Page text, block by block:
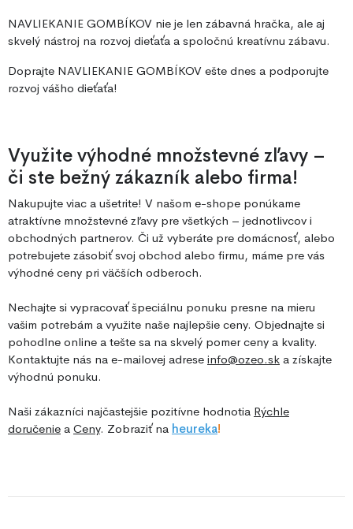
NAVLIEKANIE GOMBÍKOV nie je len zábavná hračka, ale aj
skvelý nástroj na rozvoj dieťaťa a spoločnú kreatívnu zábavu.
Doprajte NAVLIEKANIE GOMBÍKOV ešte dnes a podporujte
rozvoj vášho dieťaťa!
Využite výhodné množstevné zľavy –
či ste bežný zákazník alebo firma!
Nakupujte viac a ušetrite! V našom e-shope ponúkame
atraktívne množstevné zľavy pre všetkých – jednotlivcov i
obchodných partnerov. Či už vyberáte pre domácnosť, alebo
potrebujete zásobiť svoj obchod alebo firmu, máme pre vás
výhodné ceny pri väčších odberoch.
Nechajte si vypracovať špeciálnu ponuku presne na mieru
vašim potrebám a využite naše najlepšie ceny. Objednajte si
pohodlne online a tešte sa na skvelý pomer ceny a kvality.
Kontaktujte nás na e-mailovej adrese info@ozeo.sk a získajte
výhodnú ponuku.
Naši zákazníci najčastejšie pozitívne hodnotia Rýchle
doručenie a Ceny. Zobraziť na heureka!